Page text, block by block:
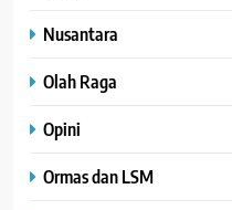
Nusantara
Olah Raga
Opini
Ormas dan LSM